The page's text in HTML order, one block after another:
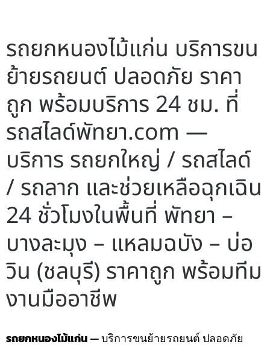
รถยกหนองไม้แก่น บริการขน
ย้ายรถยนต์ ปลอดภัย ราคา
ถูก พร้อมบริการ 24 ชม. ที่
รถสไลด์พัทยา.com —
บริการ รถยกใหญ่ / รถสไลด์
/ รถลาก และช่วยเหลือฉุกเฉิน
24 ชั่วโมงในพื้นที่ พัทยา –
บางละมุง – แหลมฉบัง – บ่อ
วิน (ชลบุรี) ราคาถูก พร้อมทีม
งานมืออาชีพ
รถยกหนองไม้แก่น— บริการขนย้ายรถยนต์ ปลอดภัย